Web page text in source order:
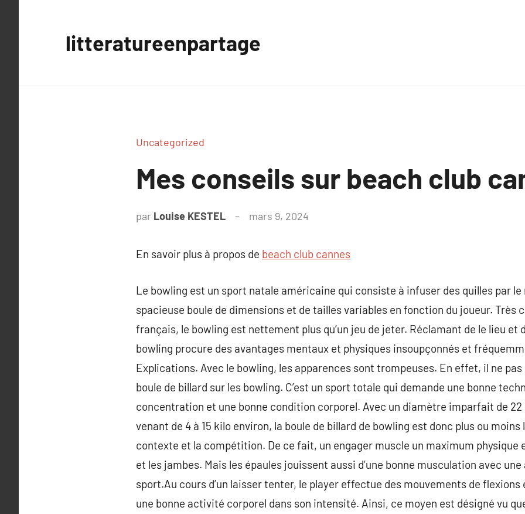
litteratureenpartage
Uncategorized
Mes conseils sur beach club
par Louise KESTEL mars 9, 2024
En savoir plus à propos de beach club cannes
Le bowling est un sport natale américaine qui consiste à infuser des quilles par le
spacieuse boule de dimensions et de tailles variables en fonction du joueur. Très
français, le bowling est nettement plus qu’un jeu de jeter. Réclamant de le lieu et
bowling procure des avantages mentaux et physiques insoupçonnés et
Explications. Avec le bowling, les apparences sont trompeuses. En effet, il ne
boule de billard sur les bowling. C’est un sport totale qui demande une bonne
concentration et une bonne condition corporel. Avec un diamètre imparfait de 22
venant de 4 à 15 kilo environ, la boule de billard de bowling est donc plus ou moins
contexte et la compétition. De ce fait, un engager muscle un maximum physique
et les jambes. Mais les épaules jouissent aussi d’une bonne musculation avec
sport.Au cours d’un laisser tenter, le player effectue des mouvements de flexions
une bonne activité corporel dans son intensité. Ainsi, ce moyen est désigné vu